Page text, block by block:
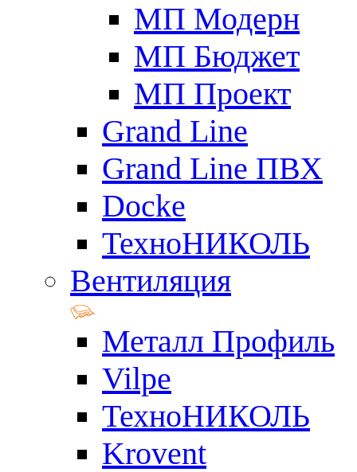
МП Модерн
МП Бюджет
МП Проект
Grand Line
Grand Line ПВХ
Docke
ТехноНИКОЛЬ
Вентиляция
Металл Профиль
Vilpe
ТехноНИКОЛЬ
Krovent